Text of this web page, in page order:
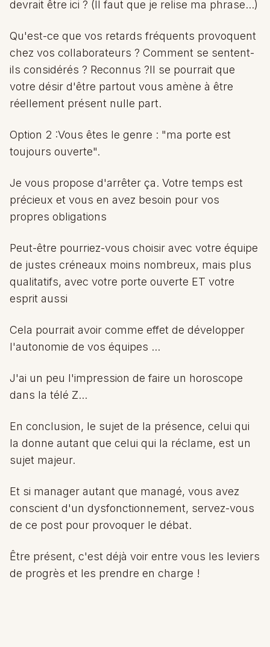
devrait être ici ? (Il faut que je relise ma phrase...)
Qu'est-ce que vos retards fréquents provoquent
chez vos collaborateurs ? Comment se sentent-
ils considérés ? Reconnus ?Il se pourrait que
votre désir d'être partout vous amène à être
réellement présent nulle part.
Option 2 :Vous êtes le genre : "ma porte est
toujours ouverte".
Je vous propose d'arrêter ça. Votre temps est
précieux et vous en avez besoin pour vos
propres obligations
Peut-être pourriez-vous choisir avec votre équipe
de justes créneaux moins nombreux, mais plus
qualitatifs, avec votre porte ouverte ET votre
esprit aussi
Cela pourrait avoir comme effet de développer
l'autonomie de vos équipes ...
J'ai un peu l'impression de faire un horoscope
dans la télé Z...
En conclusion, le sujet de la présence, celui qui
la donne autant que celui qui la réclame, est un
sujet majeur.
Et si manager autant que managé, vous avez
conscient d'un dysfonctionnement, servez-vous
de ce post pour provoquer le débat.
Être présent, c'est déjà voir entre vous les leviers
de progrès et les prendre en charge !